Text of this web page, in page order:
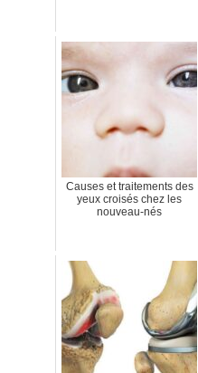
Causes et traitements des
yeux croisés chez les
nouveau-nés